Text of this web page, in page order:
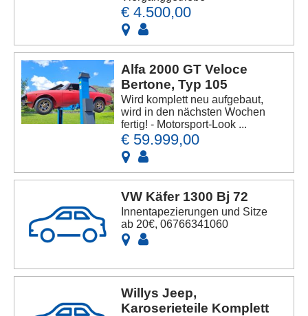
€ 4.500,00
Alfa 2000 GT Veloce
Bertone, Typ 105
Wird komplett neu aufgebaut,
wird in den nächsten Wochen
fertig! - Motorsport-Look ...
€ 59.999,00
VW Käfer 1300 Bj 72
Innentapezierungen und Sitze
ab 20€, 06766341060
Willys Jeep,
Karoserieteile Komplett